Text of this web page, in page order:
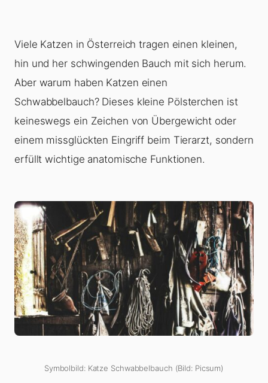
Viele Katzen in Österreich tragen einen kleinen,
hin und her schwingenden Bauch mit sich herum.
Aber warum haben Katzen einen
Schwabbelbauch? Dieses kleine Pölsterchen ist
keineswegs ein Zeichen von Übergewicht oder
einem missglückten Eingriff beim Tierarzt, sondern
erfüllt wichtige anatomische Funktionen.
Symbolbild: Katze Schwabbelbauch (Bild: Picsum)